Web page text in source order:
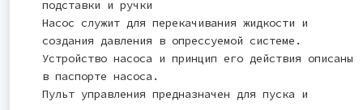
подставки и ручки
Насос служит для перекачивания жидкости и
создания давления в опрессуемой системе.
Устройство насоса и принцип его действия описаны
в паспорте насоса.
Пульт управления предназначен для пуска и